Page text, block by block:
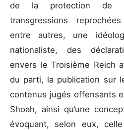
de la protection de
transgressions
entre autres, une
nationaliste, des
envers le Troisième Reich
du parti, la publication sur
contenus jugés offensants
Shoah, ainsi qu’une
évoquant, selon eux,